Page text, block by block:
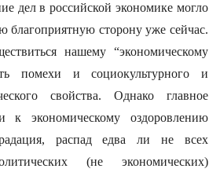
дел в российской экономике могло
благоприятную сторону уже сейчас.
нашему “экономическому
помехи и социокультурного и
свойства. Однако главное
к экономическому оздоровлению
распад едва ли не всех
(не экономических)